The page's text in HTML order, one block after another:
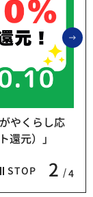
STOP 2 4
やくらし応
還元）」